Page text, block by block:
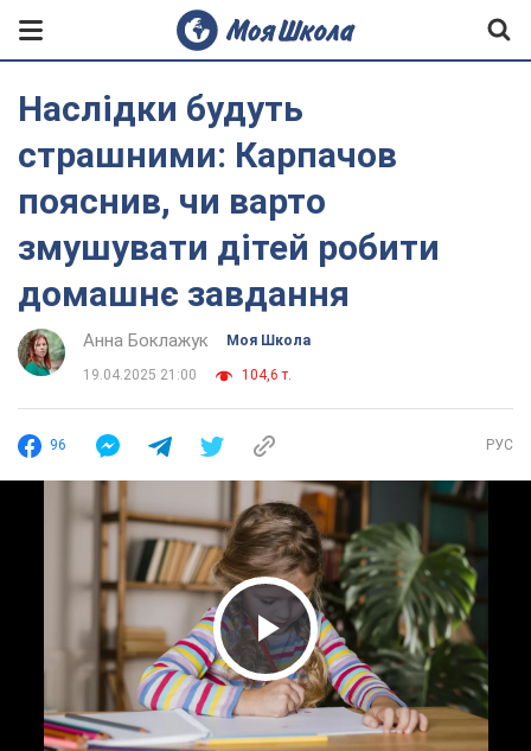
Наслідки будуть
страшними: Карпачов
пояснив, чи варто
змушувати дітей робити
домашнє завдання
Анна Боклажук Моя Школа
19.04.2025 21:00 104,6 т.
96 РУС
Play Video